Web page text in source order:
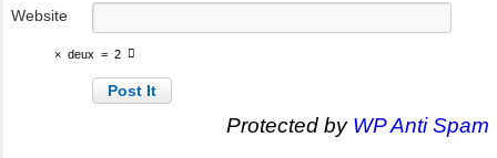
Website
× deux = 2
Protected by WP Anti Spam